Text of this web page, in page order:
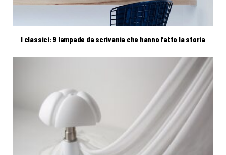
I classici: 9 lampade da scrivania che hanno fatto la storia